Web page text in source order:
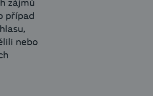
zájmů
případ
nebo